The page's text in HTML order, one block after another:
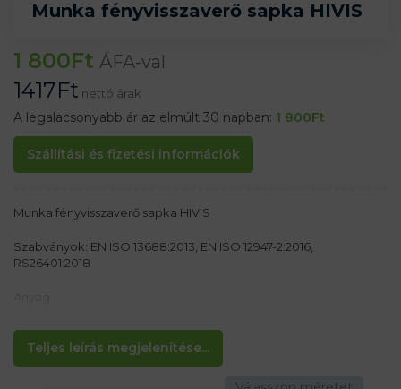
Munka fényvisszaverő sapka HIVIS
1 800Ft ÁFA-val
1417Ft nettó árak
A legalacsonyabb ár az elmúlt 30 napban: 1 800Ft
Szállítási és fizetési információk
Teljes leírás megjelenítése...
Munka fényvisszaverő sapka HIVIS
Szabványok: EN ISO 13688:2013, EN ISO 12947-2:2016,
RS26401:2018
Jellemzők:
– Fluoreszkáló sapka
– Fényvisszaverő csík a teljes kerületen